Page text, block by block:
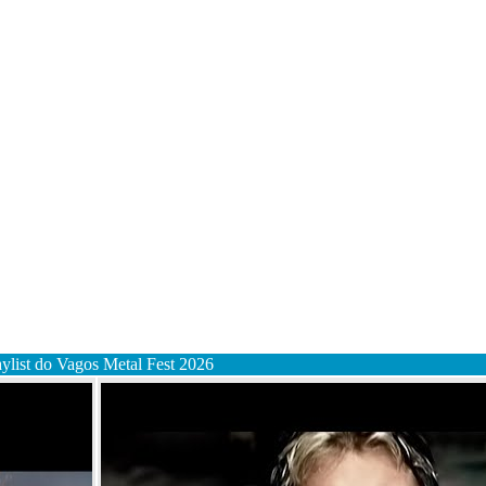
do Vagos Metal Fest 2026